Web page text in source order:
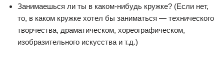
Занимаешься ли ты в каком-нибудь кружке? (Если нет,
то, в каком кружке хотел бы заниматься — технического
творчества, драматическом, хореографическом,
изобразительного искусства и т.д.)